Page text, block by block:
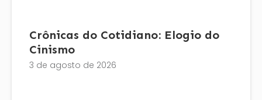
Crônicas do Cotidiano: Elogio do
Cinismo
3 de agosto de 2026